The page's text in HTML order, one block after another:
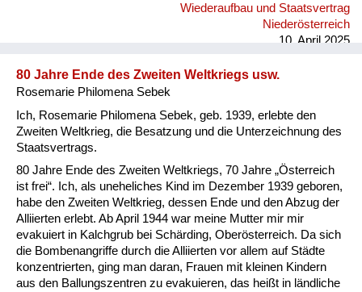
Wiederaufbau und Staatsvertrag
Niederösterreich
10. April 2025
80 Jahre Ende des Zweiten Weltkriegs usw.
Rosemarie Philomena Sebek
Ich, Rosemarie Philomena Sebek, geb. 1939, erlebte den
Zweiten Weltkrieg, die Besatzung und die Unterzeichnung des
Staatsvertrags.
80 Jahre Ende des Zweiten Weltkriegs, 70 Jahre „Österreich
ist frei“. Ich, als uneheliches Kind im Dezember 1939 geboren,
habe den Zweiten Weltkrieg, dessen Ende und den Abzug der
Alliierten erlebt. Ab April 1944 war meine Mutter mir mir
evakuiert in Kalchgrub bei Schärding, Oberösterreich. Da sich
die Bombenangriffe durch die Alliierten vor allem auf Städte
konzentrierten, ging man daran, Frauen mit kleinen Kindern
aus den Ballungszentren zu evakuieren, das heißt in ländliche